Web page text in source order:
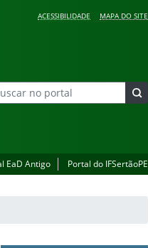
ACESSIBILIDADE MAPA DO SITE
EaD Antigo Portal do IFSertãoPE